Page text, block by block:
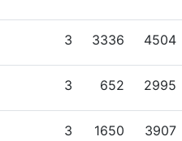
3 3336 4504
3 652 2995
3 1650 3907